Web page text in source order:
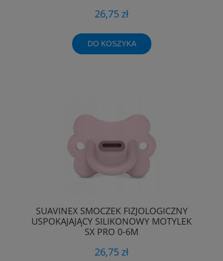
26,75 zł
DO KOSZYKA
SUAVINEX SMOCZEK FIZJOLOGICZNY
USPOKAJAJĄCY SILIKONOWY MOTYLEK
SX PRO 0-6M
26,75 zł